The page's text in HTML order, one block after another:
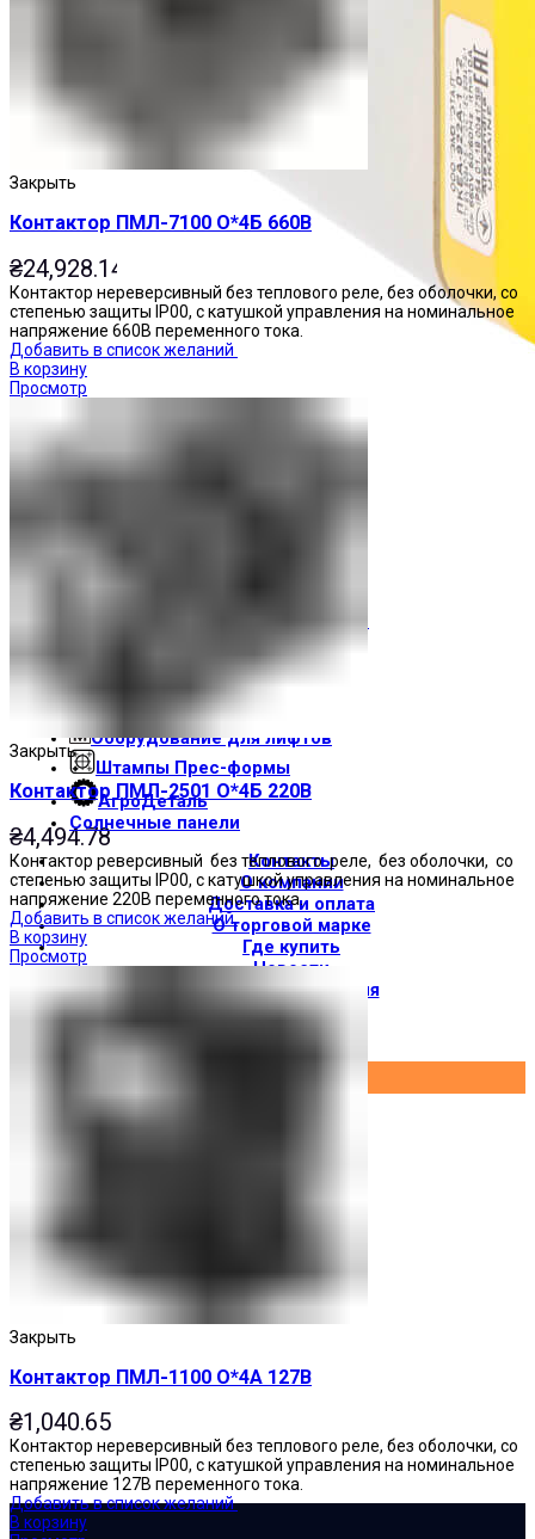
Печатные платы
Оборудование для лифтов
Штампы Прес-формы
АгроДеталь
Солнечные панели
Контакты
О компании
Доставка и оплата
О торговой марке
Где купить
Новости
Вход / Регистрация
Закрыть
Контактор ПМЛ-7100 О*4Б 660В
₴24,928.14
Контактор нереверсивный без теплового реле, без оболочки, со
степенью защиты IP00, с катушкой управления на номинальное
напряжение 660В переменного тока.
Добавить в список желаний
В корзину
Просмотр
Закрыть
Контактор ПМЛ-2501 О*4Б 220В
₴4,494.78
Контактор реверсивный без теплового реле, без оболочки, со
степенью защиты IP00, с катушкой управления на номинальное
напряжение 220В переменного тока.
Добавить в список желаний
В корзину
Просмотр
Закрыть
Контактор ПМЛ-1100 О*4А 127В
₴1,040.65
Контактор нереверсивный без теплового реле, без оболочки, со
степенью защиты IP00, с катушкой управления на номинальное
напряжение 127В переменного тока.
Добавить в список желаний
В корзину